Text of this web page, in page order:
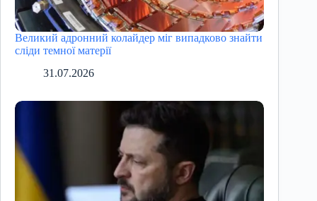
Великий адронний колайдер міг випадково знайти
сліди темної матерії
31.07.2026